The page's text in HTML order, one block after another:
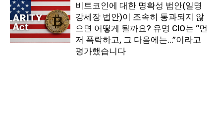
비트코인에 대한 명확성 법안(일명
강세장 법안)이 조속히 통과되지 않
으면 어떻게 될까요? 유명 CIO는 “먼
저 폭락하고, 그 다음에는…”이라고
평가했습니다